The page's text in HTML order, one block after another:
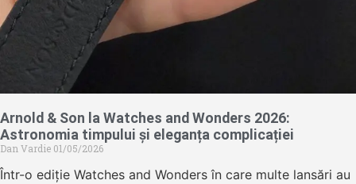
Arnold & Son la Watches and Wonders 2026:
Astronomia timpului și eleganța complicației
Dan Vardie 01/05/2026
Într-o ediție Watches and Wonders în care multe lansări au